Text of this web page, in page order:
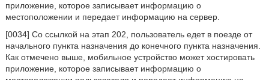
приложение, которое записывает информацию о
местоположении и передает информацию на сервер.
[0034] Со ссылкой на этап 202, пользователь едет в поезде от
начального пункта назначения до конечного пункта назначения.
Как отмечено выше, мобильное устройство может хостировать
приложение, которое записывает информацию о